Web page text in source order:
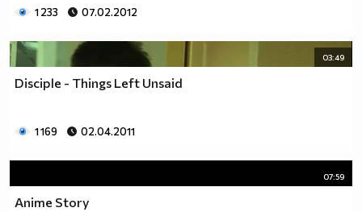
1 233 07.02.2012
03:49
Disciple - Things Left Unsaid
1 169 02.04.2011
07:59
Anime Story